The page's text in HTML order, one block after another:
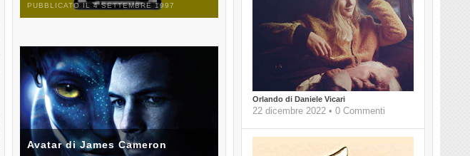
Orlando di Daniele Vicari
22 dicembre 2022 • 0 Commenti
PUBBLICATO IL 4 SETTEMBRE 1997
Avatar di James Cameron